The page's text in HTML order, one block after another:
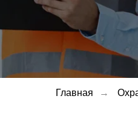
Главная →